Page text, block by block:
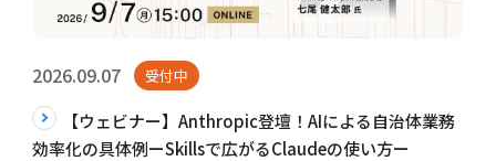
2026.09.07 受付中
【ウェビナー】Anthropic登壇！AIによる自治体業務
効率化の具体例ーSkillsで広がるClaudeの使い方ー